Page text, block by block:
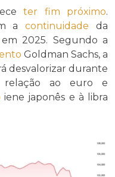
ter fim próximo.
acontinuidade da
em 2025. Segundo a
Goldman Sachs, a
desvalorizar durante
ao euro e
iene japonês e à libra